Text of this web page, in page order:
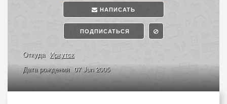
НАПИСАТЬ
ПОДПИСАТЬСЯ
Откуда Иркутск
Дата рождения 07 Jun 2005